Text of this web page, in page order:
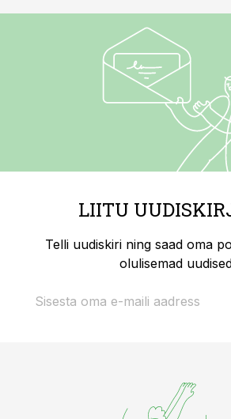
LIITU
Telli uudiskiri ning saad oma
olulisemad